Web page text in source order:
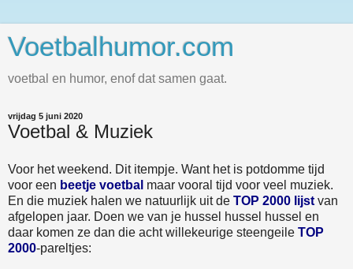
Voetbalhumor.com
voetbal en humor, enof dat samen gaat.
vrijdag 5 juni 2020
Voetbal & Muziek
Voor het weekend. Dit itempje. Want het is potdomme tijd
voor een beetje voetbal maar vooral tijd voor veel muziek.
En die muziek halen we natuurlijk uit de TOP 2000 lijst van
afgelopen jaar. Doen we van je hussel hussel hussel en
daar komen ze dan die acht willekeurige steengeile TOP
2000-pareltjes: